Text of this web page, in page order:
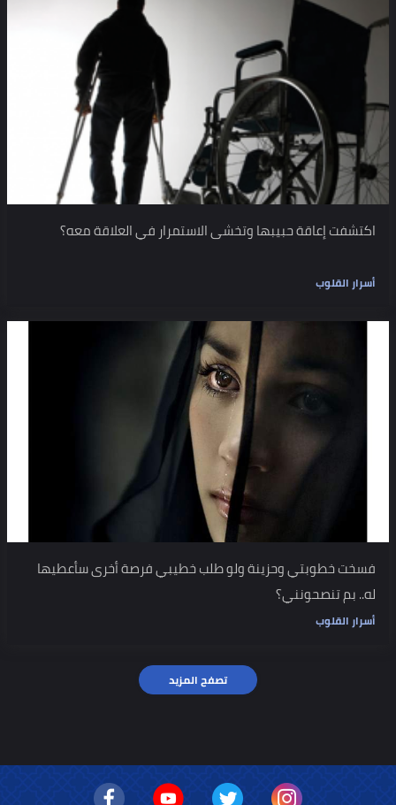
اكتشفت إعاقة حبيبها وتخشى الاستمرار في العلاقة معه؟
أسرار القلوب
فسخت خطوبتي وحزينة ولو طلب خطيبي فرصة أخرى سأعطيها
له.. بم تنصحونني؟
أسرار القلوب
تصفح المزيد